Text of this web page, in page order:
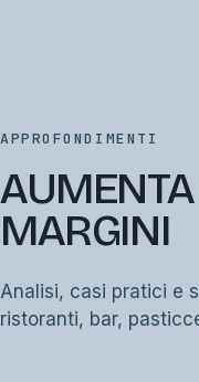
APPROFONDIMENTI
AUMENTA
MARGINI
Analisi, casi pratici e
ristoranti, bar,